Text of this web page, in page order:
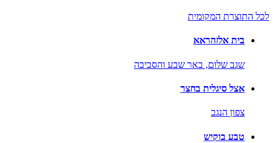
לכל התוצרת המקומית
בית אלזהראא
שגב שלום, באר שבע והסביבה
אצל סיגלית בחצר
צפון הנגב
טבע בוקיש